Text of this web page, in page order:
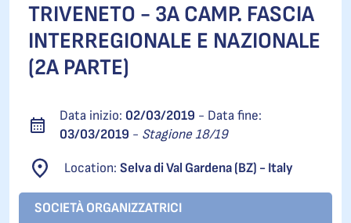
TRIVENETO - 3A CAMP. FASCIA
INTERREGIONALE E NAZIONALE
(2A PARTE)
Data inizio: 02/03/2019 - Data fine:
03/03/2019 - Stagione 18/19
Location: Selva di Val Gardena (BZ) - Italy
SOCIETÀ ORGANIZZATRICI